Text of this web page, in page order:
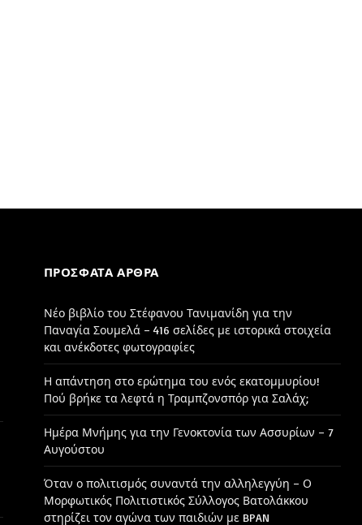
ΠΡΌΣΦΑΤΑ ΆΡΘΡΑ
Νέο βιβλίο του Στέφανου Τανιμανίδη για την
Παναγία Σουμελά – 416 σελίδες με ιστορικά στοιχεία
και ανέκδοτες φωτογραφίες
Η απάντηση στο ερώτημα του ενός εκατομμυρίου!
Πού βρήκε τα λεφτά η Τραμπζονσπόρ για Σαλάχ;
Ημέρα Μνήμης για την Γενοκτονία των Ασσυρίων – 7
Αυγούστου
Όταν ο πολιτισμός συναντά την αλληλεγγύη – Ο
Μορφωτικός Πολιτιστικός Σύλλογος Βατολάκκου
στηρίζει τον αγώνα των παιδιών με BPAN